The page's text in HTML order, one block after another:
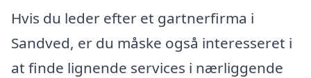
Hvis du leder efter et gartnerfirma i
Sandved, er du måske også interesseret i
at finde lignende services i nærliggende